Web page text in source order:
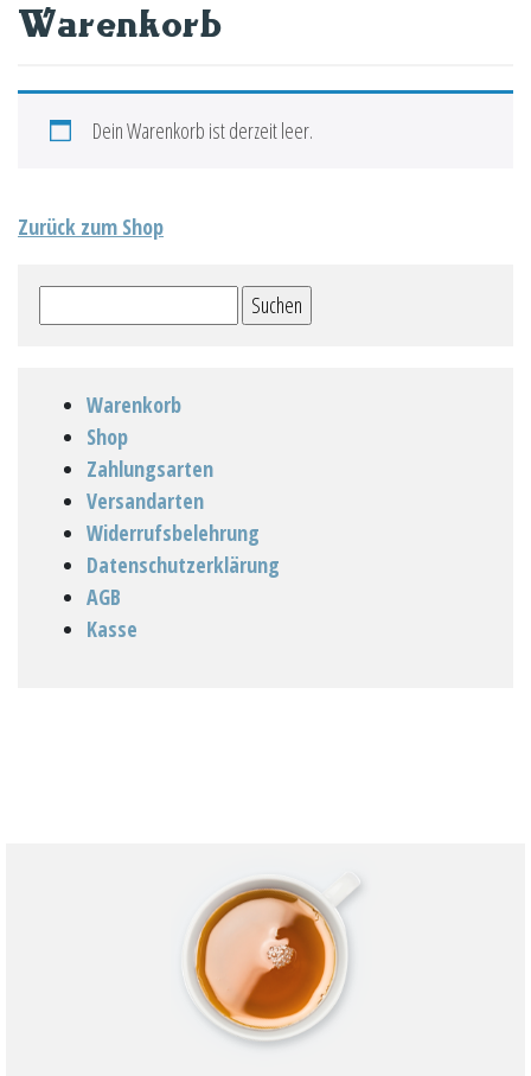
Warenkorb
Dein Warenkorb ist derzeit leer.
Zurück zum Shop
nach:
Warenkorb
Shop
Zahlungsarten
Versandarten
Widerrufsbelehrung
Datenschutzerklärung
AGB
Kasse